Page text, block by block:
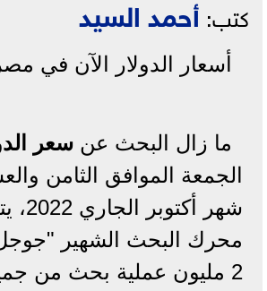
كتب: أحمد السيد
أسعار الدولار الآن في
ما زال البحث عن سعر
الجمعة الموافق الثامن
شهر
محرك البحث الشهير
2 مليون عملية بحث من